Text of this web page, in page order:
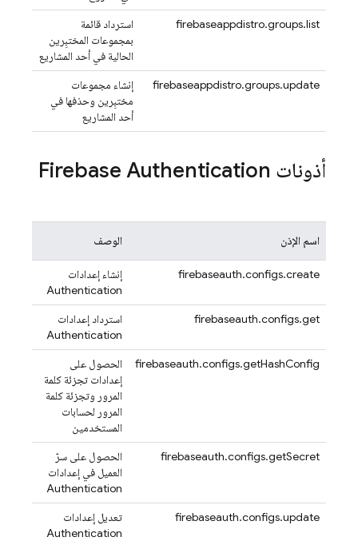
firebaseappdistro.groups.list
استرداد قائمة
بمجموعات المختبِرين
الحالية في أحد المشاريع
firebaseappdistro.groups.update
إنشاء مجموعات
مختبِرين وحذفها في
أحد المشاريع
أذونات Firebase Authentication
اسم الإذن الوصف
firebaseauth.configs.create
إنشاء إعدادات
Authentication
firebaseauth.configs.get
استرداد إعدادات
Authentication
firebaseauth.configs.getHashConfig
الحصول على
إعدادات تجزئة كلمة
المرور وتجزئة كلمة
المرور لحسابات
المستخدمين
firebaseauth.configs.getSecret
الحصول على سرّ
العميل في إعدادات
Authentication
firebaseauth.configs.update
تعديل إعدادات
Authentication